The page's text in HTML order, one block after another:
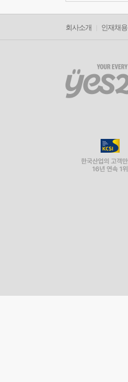
회사소개 인재채용